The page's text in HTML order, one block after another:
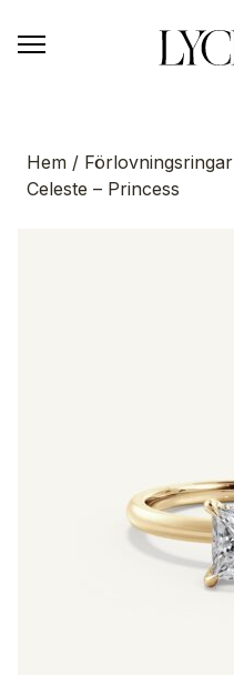
Hem / Förlovningsringar
Celeste – Princess